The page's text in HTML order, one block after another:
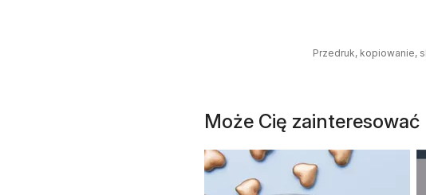
Przedruk, kopiowanie,
Może Cię zainteresować